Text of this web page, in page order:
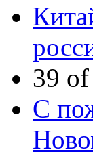
39
С